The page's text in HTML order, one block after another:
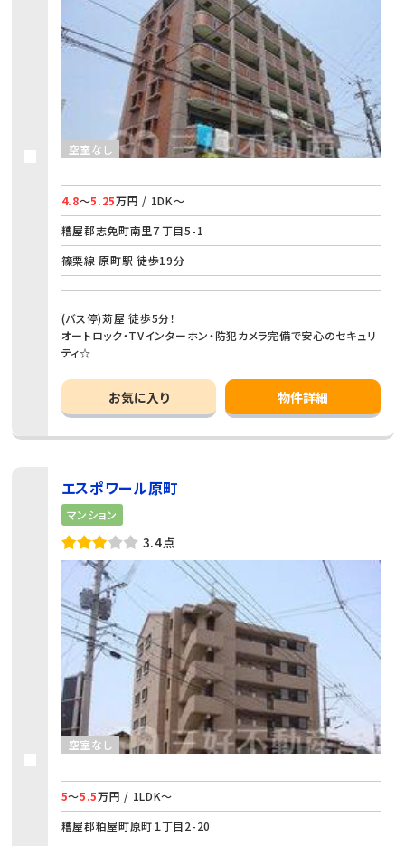
空室なし
4.8～5.25万円 / 1DK～
糟屋郡志免町南里７丁目5-1
篠栗線 原町駅 徒歩19分
(バス停)苅屋 徒歩5分！
オートロック・TVインターホン・防犯カメラ完備で安心のセキュリ
ティ☆
お気に入り 物件詳細
エスポワール原町
マンション
3.4点
空室なし
5～5.5万円 / 1LDK～
糟屋郡粕屋町原町１丁目2-20